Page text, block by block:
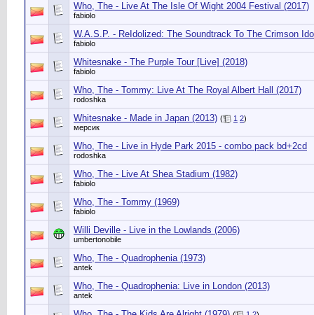
Who, The - Live At The Isle Of Wight 2004 Festival (2017)
fabiolo
W.A.S.P. - ReIdolized: The Soundtrack To The Crimson
fabiolo
Whitesnake - The Purple Tour [Live] (2018)
fabiolo
Who, The - Tommy: Live At The Royal Albert Hall (2017)
rodoshka
Whitesnake - Made in Japan (2013) ( 1 2)
мерсик
Who, The - Live in Hyde Park 2015 - combo pack bd+2cd
rodoshka
Who, The - Live At Shea Stadium (1982)
fabiolo
Who, The - Tommy (1969)
fabiolo
Willi Deville - Live in the Lowlands (2006)
umbertonobile
Who, The - Quadrophenia (1973)
antek
Who, The - Quadrophenia: Live in London (2013)
antek